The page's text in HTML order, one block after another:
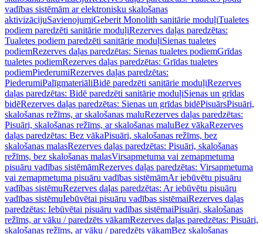
vadības sistēmām ar elektronisku skalošanas
aktivizācijuSavienojumiGeberit Monolith sanitārie moduļiTualetes
podiem paredzēti sanitārie moduļiRezerves daļas paredzētas:
Tualetes podiem paredzēti sanitārie moduļiSienas tualetes
podiemRezerves daļas paredzētas: Sienas tualetes podiemGrīdas
tualetes podiemRezerves daļas paredzētas: Grīdas tualetes
podiemPiederumiRezerves daļas paredzētas:
PiederumiPalīgmateriāliBidē paredzēti sanitārie moduļiRezerves
daļas paredzētas: Bidē paredzēti sanitārie moduļiSienas un grīdas
bidēRezerves daļas paredzētas: Sienas un grīdas bidēPisuārsPisuāri,
skalošanas režīms, ar skalošanas maluRezerves daļas paredzētas:
Pisuāri, skalošanas režīms, ar skalošanas maluBez vākaRezerves
daļas paredzētas: Bez vākaPisuāri, skalošanas režīms, bez
skalošanas malasRezerves daļas paredzētas: Pisuāri, skalošanas
režīms, bez skalošanas malasVirsapmetuma vai zemapmetuma
pisuāru vadības sistēmāmRezerves daļas paredzētas: Virsapmetuma
vai zemapmetuma pisuāru vadības sistēmāmAr iebūvētu pisuāru
vadības sistēmuRezerves daļas paredzētas: Ar iebūvētu pisuāru
vadības sistēmuIebūvētai pisuāru vadības sistēmaiRezerves daļas
paredzētas: Iebūvētai pisuāru vadības sistēmaiPisuāri, skalošanas
režīms, ar vāku / paredzēts vākamRezerves daļas paredzētas: Pisuāri,
skalošanas režīms, ar vāku / paredzēts vākamBez skalošanas